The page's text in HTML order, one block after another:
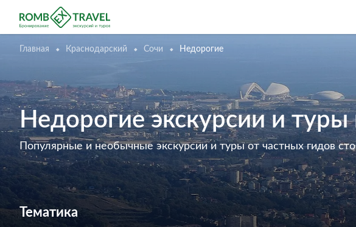
Главная Краснодарский Сочи Недорогие
Недорогие экскурсии и
Популярные и необычные экскурсии и туры от частных гидов
Тематика